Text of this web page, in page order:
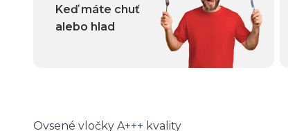
Keď máte chuť
alebo hlad
Ovsené vločky A+++ kvality